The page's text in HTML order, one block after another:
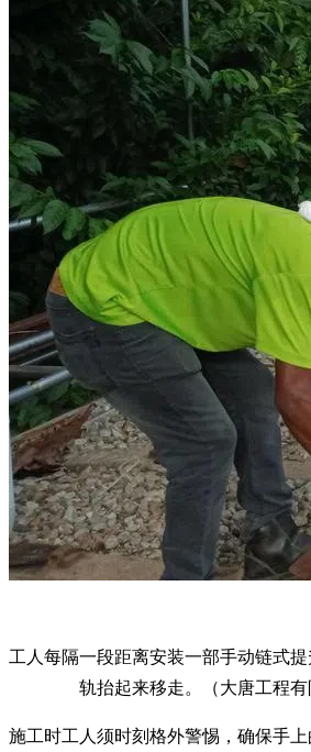
工人每隔一段距离安装一部手动链式
轨抬起来移走。（大唐工程有
施工时工人须时刻格外警惕，确保手上